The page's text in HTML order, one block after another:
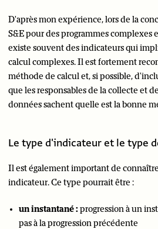
D'après mon expérience, lors de la
S&E pour des programmes complexes
existe souvent des indicateurs qui
calcul complexes. Il est fortement
méthode de calcul et, si possible,
que les responsables de la collecte et
données sachent quelle est la bonne
Le type d'indicateur et le type
Il est également important de
indicateur. Ce type pourrait être :
un instantané : progression à un
pas à la progression précédente